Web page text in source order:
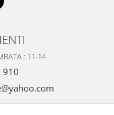
: 11-14
910